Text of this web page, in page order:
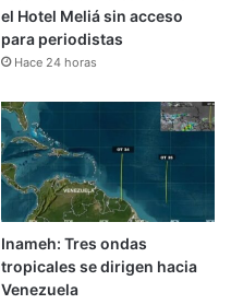
el Hotel Meliá sin acceso
para periodistas
Hace 24 horas
Inameh: Tres ondas
tropicales se dirigen hacia
Venezuela